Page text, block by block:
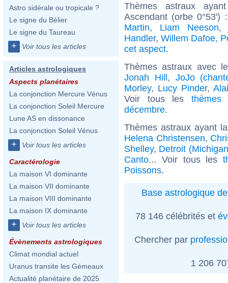
Astro sidérale ou tropicale ?
Le signe du Bélier
Le signe du Taureau
+ Voir tous les articles
Articles astrologiques
Aspects planétaires
La conjonction Mercure Vénus
La conjonction Soleil Mercure
Lune AS en dissonance
La conjonction Soleil Vénus
+ Voir tous les articles
Caractérologie
La maison VI dominante
La maison VII dominante
La maison VIII dominante
La maison IX dominante
+ Voir tous les articles
Évènements astrologiques
Climat mondial actuel
Uranus transite les Gémeaux
Actualité planétaire de 2025
Thèmes astraux
Ascendant (orbe 0°53')
Martin, Liam Neeson
Handler, Willem Dafoe,
cet aspect.
Thèmes astraux avec
Jonah Hill, JoJo
Morley, Lucy Pinder,
Voir tous les
décembre.
Thèmes astraux ayant
Helena Christensen,
Shelley, Detroit
Canto... Voir tous les
Poissons.
Base astrologique
78 146 célébrités et
Chercher par
1 206